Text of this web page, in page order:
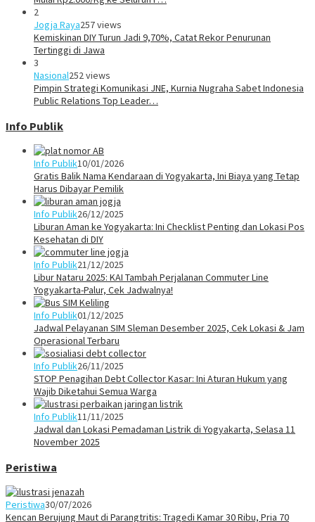
2
Jogja Raya257 views
Kemiskinan DIY Turun Jadi 9,70%, Catat Rekor Penurunan
Tertinggi di Jawa
3
Nasional252 views
Pimpin Strategi Komunikasi JNE, Kurnia Nugraha Sabet Indonesia
Public Relations Top Leader…
Info Publik
Info Publik10/01/2026
Gratis Balik Nama Kendaraan di Yogyakarta, Ini Biaya yang Tetap
Harus Dibayar Pemilik
Info Publik26/12/2025
Liburan Aman ke Yogyakarta: Ini Checklist Penting dan Lokasi Pos
Kesehatan di DIY
Info Publik21/12/2025
Libur Nataru 2025: KAI Tambah Perjalanan Commuter Line
Yogyakarta-Palur, Cek Jadwalnya!
Info Publik01/12/2025
Jadwal Pelayanan SIM Sleman Desember 2025, Cek Lokasi & Jam
Operasional Terbaru
Info Publik26/11/2025
STOP Penagihan Debt Collector Kasar: Ini Aturan Hukum yang
Wajib Diketahui Semua Warga
Info Publik11/11/2025
Jadwal dan Lokasi Pemadaman Listrik di Yogyakarta, Selasa 11
November 2025
Peristiwa
Peristiwa30/07/2026
Kencan Berujung Maut di Parangtritis: Tragedi Kamar 30 Ribu, Pria 70